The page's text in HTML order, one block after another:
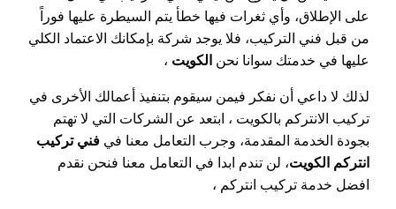
على الإطلاق، وأي ثغرات فيها خطأ يتم السيطرة عليها فوراً
من قبل فني التركيب، فلا يوجد شركة بإمكانك الاعتماد الكلي
عليها في خدمتك سوانا نحن
الكويت ،
لذلك لا داعي أن نفكر فيمن سيقوم بتنفيذ أعمالك الأخرى في
تركيب الانتركم بالكويت ، ابتعد عن الشركات التي لا تهتم
بجودة الخدمة المقدمة، وجرب التعامل معنا في فني تركيب
انتركم الكويت، لن تندم ابدا في التعامل معنا فنحن نقدم
افضل خدمة تركيب انتركم ،